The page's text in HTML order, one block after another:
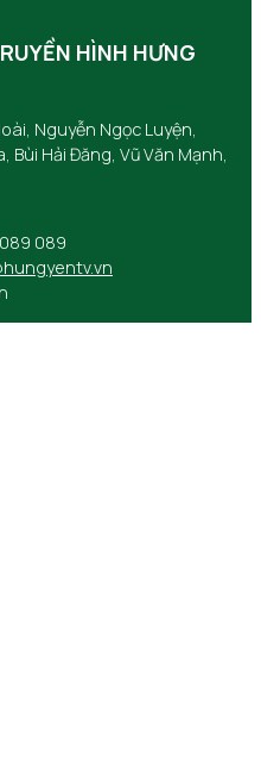
HÌNH HƯNG
Nguyễn Ngọc Luyện,
Bùi Hải Đăng, Vũ Văn Mạnh,
089